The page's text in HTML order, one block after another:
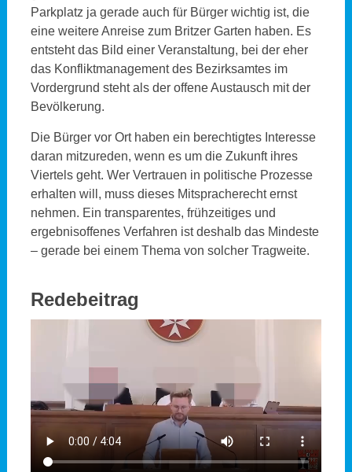
Parkplatz ja gerade auch für Bürger wichtig ist, die
eine weitere Anreise zum Britzer Garten haben. Es
entsteht das Bild einer Veranstaltung, bei der eher
das Konfliktmanagement des Bezirksamtes im
Vordergrund steht als der offene Austausch mit der
Bevölkerung.
Die Bürger vor Ort haben ein berechtigtes Interesse
daran mitzureden, wenn es um die Zukunft ihres
Viertels geht. Wer Vertrauen in politische Prozesse
erhalten will, muss dieses Mitspracherecht ernst
nehmen. Ein transparentes, frühzeitiges und
ergebnisoffenes Verfahren ist deshalb das Mindeste
– gerade bei einem Thema von solcher Tragweite.
Redebeitrag